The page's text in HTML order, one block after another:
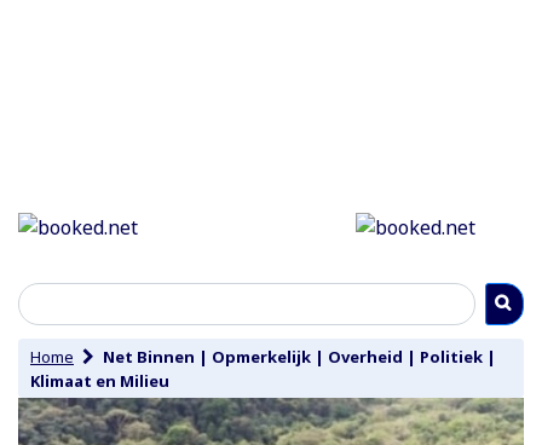
Home Net Binnen | Opmerkelijk | Overheid | Politiek |
Klimaat en Milieu